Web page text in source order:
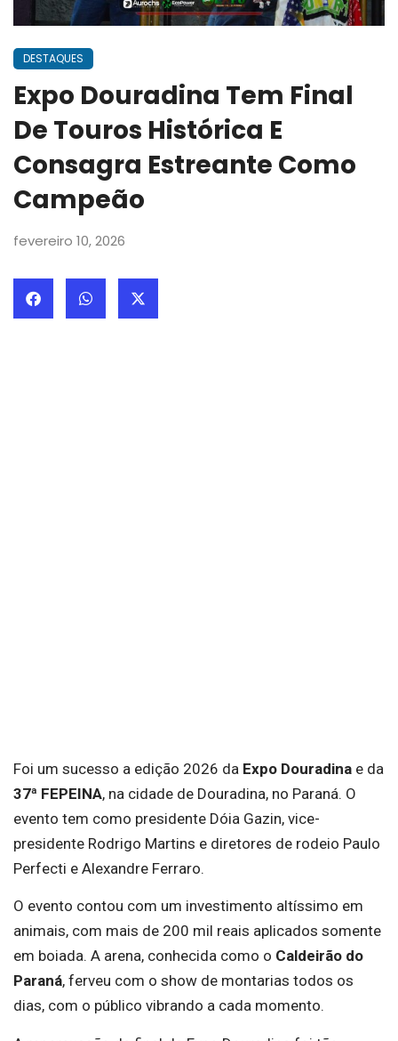
DESTAQUES
Expo Douradina Tem Final
De Touros Histórica E
Consagra Estreante Como
Campeão
fevereiro 10, 2026
Foi um sucesso a edição 2026 da Expo Douradina e da
37ª FEPEINA, na cidade de Douradina, no Paraná. O
evento tem como presidente Dóia Gazin, vice-
presidente Rodrigo Martins e diretores de rodeio Paulo
Perfecti e Alexandre Ferraro.
O evento contou com um investimento altíssimo em
animais, com mais de 200 mil reais aplicados somente
em boiada. A arena, conhecida como o Caldeirão do
Paraná, ferveu com o show de montarias todos os
dias, com o público vibrando a cada momento.